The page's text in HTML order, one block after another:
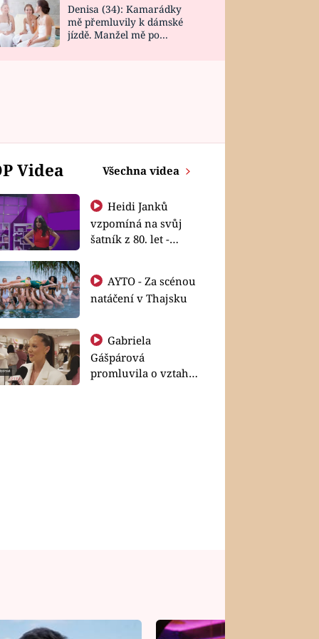
Denisa (34): Kamarádky
mě přemluvily k dámské
jízdě. Manžel mě po
Videa Všechna videa
Heidi Janků
vzpomíná na svůj
šatník z 80. let -
natáčení v Thajsku
Gabriela
Gášpárová
promluvila o vztahu